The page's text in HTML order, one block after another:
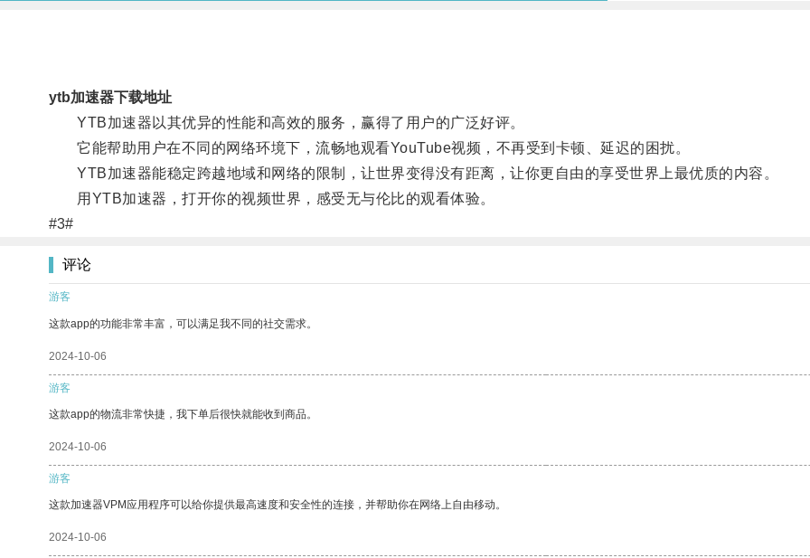
ytb加速器下载地址
YTB加速器以其优异的性能和高效的服务，赢得了用户的广泛好评。
它能帮助用户在不同的网络环境下，流畅地观看YouTube视频，不再受到卡顿、延迟的困扰。
YTB加速器能稳定跨越地域和网络的限制，让世界变得没有距离，让你更自由的享受世界上最优质的内容。
用YTB加速器，打开你的视频世界，感受无与伦比的观看体验。
#3#
评论
游客
这款app的功能非常丰富，可以满足我不同的社交需求。
2024-10-06
游客
这款app的物流非常快捷，我下单后很快就能收到商品。
2024-10-06
游客
这款加速器VPM应用程序可以给你提供最高速度和安全性的连接，并帮助你在网络上自由移动。
2024-10-06